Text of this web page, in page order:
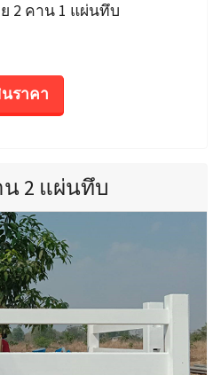
ย 2 คาน 1 แผ่นทึบ
ราคา
2 แผ่นทึบ